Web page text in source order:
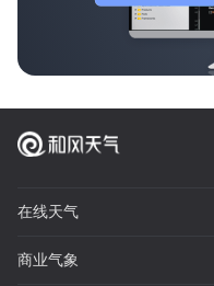
在线天气
商业气象